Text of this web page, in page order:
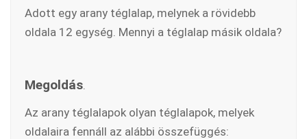
Adott egy arany téglalap, melynek a rövidebb
oldala 12 egység. Mennyi a téglalap másik oldala?
Megoldás
Az arany téglalapok olyan téglalapok, melyek
oldalaira fennáll az alábbi összefüggés: